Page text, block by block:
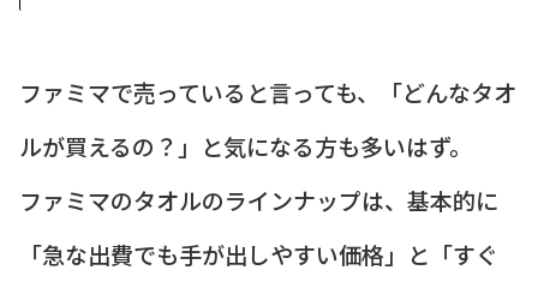
ファミマで売っていると言っても、「どんなタオ
ルが買えるの？」と気になる方も多いはず。
ファミマのタオルのラインナップは、基本的に
「急な出費でも手が出しやすい価格」と「すぐ